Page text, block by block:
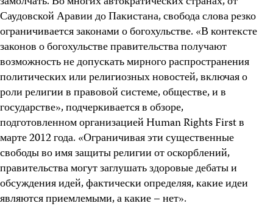
Саудовской Аравии до Пакистана, свобода слова резко
ограничивается законами о богохульстве. «В контексте
законов о богохульстве правительства получают
возможность не допускать мирного распространения
политических или религиозных новостей, включая о
роли религии в правовой системе, обществе, и в
государстве», подчеркивается в обзоре,
подготовленном организацией Human Rights First в
марте 2012 года. «Ограничивая эти существенные
свободы во имя защиты религии от оскорблений,
правительства могут заглушать здоровые дебаты и
обсуждения идей, фактически определяя, какие идеи
являются приемлемыми, а какие – нет».